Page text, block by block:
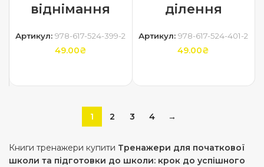
віднімання
Артикул:978-617-524-399-2
49.00₴
ділення
Артикул:978-617-524-401-2
49.00₴
1 2 3 4 →
Книги тренажери купити Тренажери для початкової
школи та підготовки до школи: крок до успішного